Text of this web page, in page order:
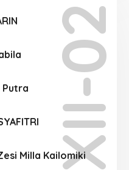
XII-02
Putra
Milla Kailomiki